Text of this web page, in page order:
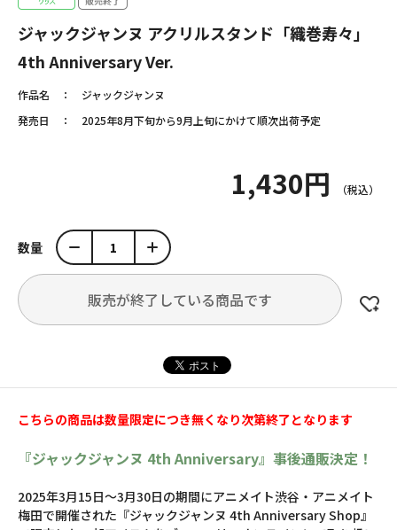
ジャックジャンヌ アクリルスタンド「織巻寿々」
4th Anniversary Ver.
作品名
ジャックジャンヌ
発売日
2025年8月下旬から9月上旬にかけて順次出荷予定
1,430円
数量
販売が終了している商品です
こちらの商品は数量限定につき無くなり次第終了となります
『ジャックジャンヌ 4th Anniversary』事後通販決定！
2025年3月15日～3月30日の期間にアニメイト渋谷・アニメイト
梅田で開催された『ジャックジャンヌ 4th Anniversary Shop』